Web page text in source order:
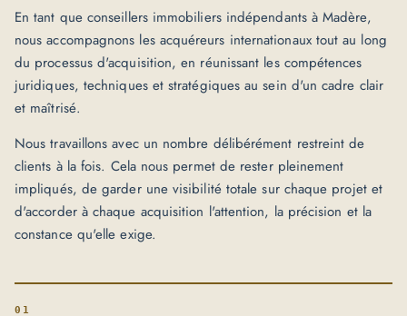
En tant que conseillers immobiliers indépendants à Madère,
nous accompagnons les acquéreurs internationaux tout au long
du processus d'acquisition, en réunissant les compétences
juridiques, techniques et stratégiques au sein d'un cadre clair
et maîtrisé.
Nous travaillons avec un nombre délibérément restreint de
clients à la fois. Cela nous permet de rester pleinement
impliqués, de garder une visibilité totale sur chaque projet et
d'accorder à chaque acquisition l'attention, la précision et la
constance qu'elle exige.
01